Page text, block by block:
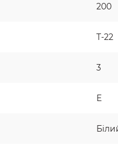
200
T-22
3
Е